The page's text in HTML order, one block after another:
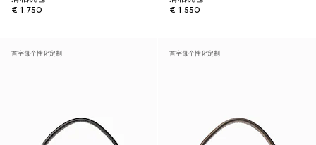
€ 1.750
€ 1.550
首字母个性化定制 首字母个性化定制